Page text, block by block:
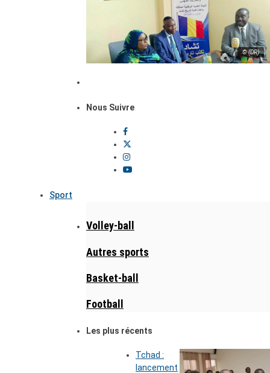
© (DR)
Nous Suivre
Sport
Volley-ball
Autres sports
Basket-ball
Football
Les plus récents
Tchad :
lancement